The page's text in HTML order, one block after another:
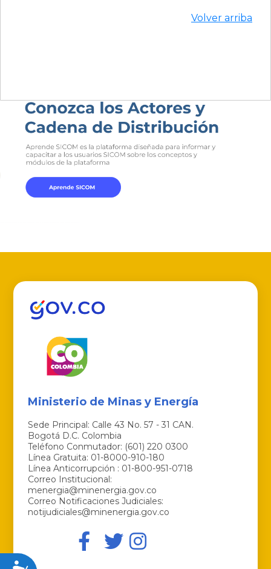
Volver arriba
Ministerio de Minas y Energía
Sede Principal: Calle 43 No. 57 - 31 CAN.
Bogotá D.C. Colombia
Teléfono Conmutador: (601) 220 0300
Línea Gratuita: 01-8000-910-180
Línea Anticorrupción : 01-800-951-0718
Correo Institucional:
menergia@minenergia.gov.co
Correo Notificaciones Judiciales:
notijudiciales@minenergia.gov.co